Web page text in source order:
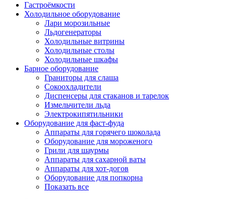
Гастроёмкости
Холодильное оборудование
Лари морозильные
Льдогенераторы
Холодильные витрины
Холодильные столы
Холодильные шкафы
Барное оборудование
Граниторы для слаша
Сокоохладители
Диспенсеры для стаканов и тарелок
Измельчители льда
Электрокипятильники
Оборудование для фаст-фуда
Аппараты для горячего шоколада
Оборудование для мороженого
Грили для шаурмы
Аппараты для сахарной ваты
Аппараты для хот-догов
Оборудование для попкорна
Показать все